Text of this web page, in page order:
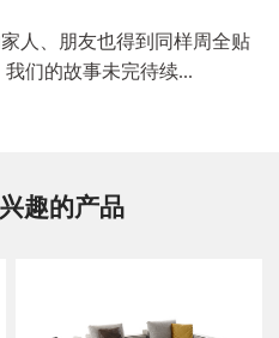
人、朋友也得到同样周全贴
们的故事未完待续...
趣的产品